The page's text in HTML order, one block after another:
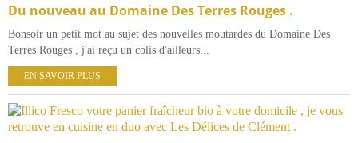
Du nouveau au Domaine Des Terres Rouges .
Bonsoir un petit mot au sujet des nouvelles moutardes du Domaine Des
Terres Rouges , j'ai reçu un colis d'ailleurs...
EN SAVOIR PLUS